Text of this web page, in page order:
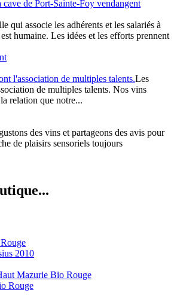
qui associe les adhérents et les salariés à
humaine. Les idées et les efforts prennent
Les
de multiples talents. Nos vins
relation que notre...
des vins et partageons des avis pour
de plaisirs sensoriels toujours
Rouge